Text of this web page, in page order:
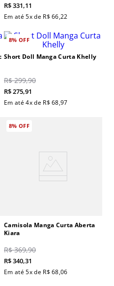
R$331,11
Em até5x de R$ 66,22
8% OFF
Short Doll Manga Curta Khelly
R$ 299,90
R$275,91
Em até4x de R$ 68,97
8% OFF
Camisola Manga Curta Aberta
Kiara
R$ 369,90
R$340,31
Em até5x de R$ 68,06